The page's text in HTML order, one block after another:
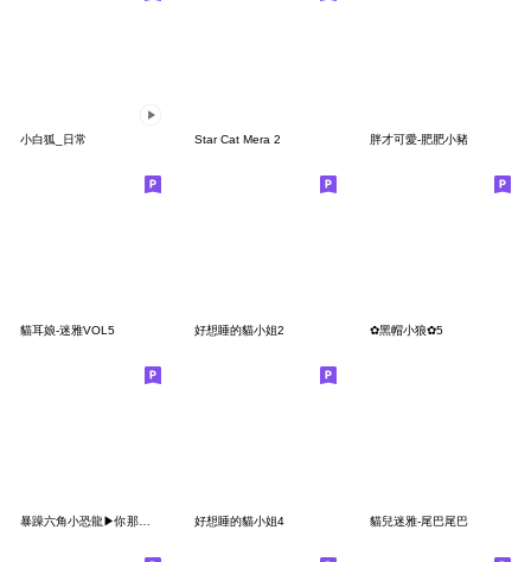
小白狐_日常 Star Cat Mera 2 胖才可愛-肥肥小豬
貓耳娘-迷雅VOL5 好想睡的貓小姐2 ✿黑帽小狼✿5
暴躁六角小恐龍▶你那小先別吵 好想睡的貓小姐4 貓兒迷雅-尾巴尾巴